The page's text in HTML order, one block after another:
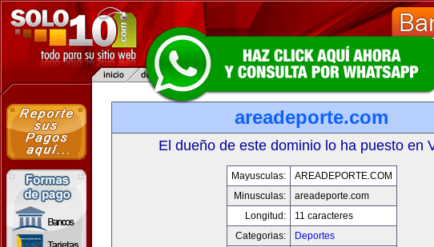
areadeporte.com
El dueño de este dominio lo ha puesto en
Mayusculas:
AREADEPORTE.COM
Minusculas:
areadeporte.com
Longitud:
11 caracteres
Categorias:
Deportes